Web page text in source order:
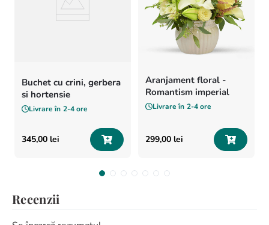
Buchet cu crini, gerbera
si hortensie
Livrare în 2-4 ore
345,00 lei
Aranjament floral -
Romantism imperial
Livrare în 2-4 ore
299,00 lei
Recenzii